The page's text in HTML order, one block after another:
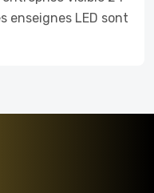
enseignes LED sont